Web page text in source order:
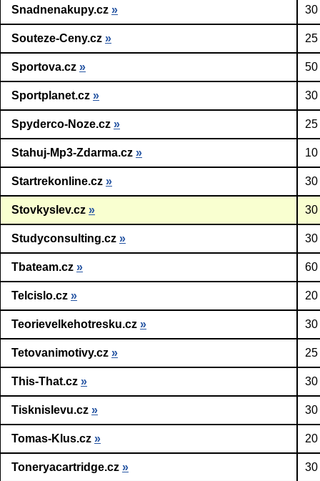
Snadnenakupy.cz » 30
Souteze-Ceny.cz »
Sportova.cz » 50
Sportplanet.cz » 30
Spyderco-Noze.cz »
Stahuj-Mp3-Zdarma.cz »
Startrekonline.cz » 30
Stovkyslev.cz » 30
Studyconsulting.cz » 30
Tbateam.cz » 60
Telcislo.cz »
Teorievelkehotresku.cz » 30
Tetovanimotivy.cz »
This-That.cz » 30
Tisknislevu.cz » 30
Tomas-Klus.cz »
Toneryacartridge.cz » 30